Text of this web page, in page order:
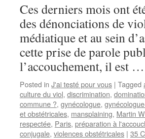
Ces derniers mois ont
des dénonciations de
médiatique et au sein
cette prise de parole
l’accouchement, il est …
Posted in J'ai testé pour vous | Tagged
culture du viol, discrimination,
commune ?, gynécologue,
et obstétricales, mansplaining, Martin
respectée, Paris, préparation à
conjugale, violences obstétricales | 35